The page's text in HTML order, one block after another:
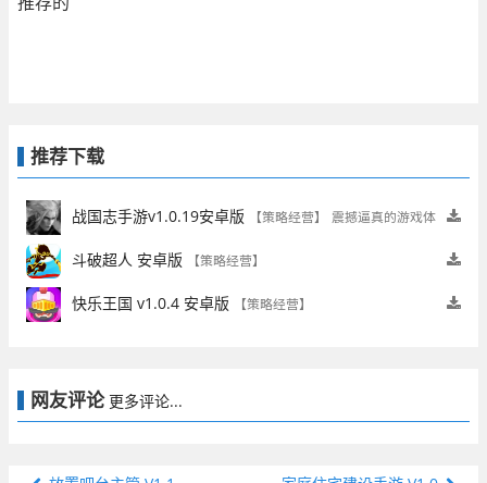
推荐下载
战国志手游v1.0.19安卓版 【策略经营】
震撼逼真的游戏体
验
斗破超人 安卓版 【策略经营】
快乐王国 v1.0.4 安卓版 【策略经营】
网友评论 更多评论...